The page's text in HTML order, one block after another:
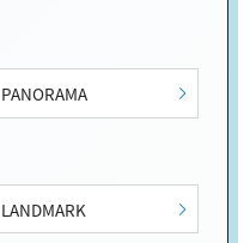
PANORAMA
LANDMARK